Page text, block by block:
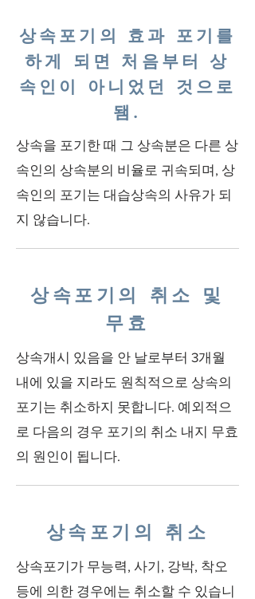
상속포기의 효과 포기를
하게 되면 처음부터 상
속인이 아니었던 것으로
됌.
상속을 포기한 때 그 상속분은 다른 상
속인의 상속분의 비율로 귀속되며, 상
속인의 포기는 대습상속의 사유가 되
지 않습니다.
상속포기의 취소 및
무효
상속개시 있음을 안 날로부터 3개월
내에 있을 지라도 원칙적으로 상속의
포기는 취소하지 못합니다. 예외적으
로 다음의 경우 포기의 취소 내지 무효
의 원인이 됩니다.
상속포기의 취소
상속포기가 무능력, 사기, 강박, 착오
등에 의한 경우에는 취소할 수 있습니